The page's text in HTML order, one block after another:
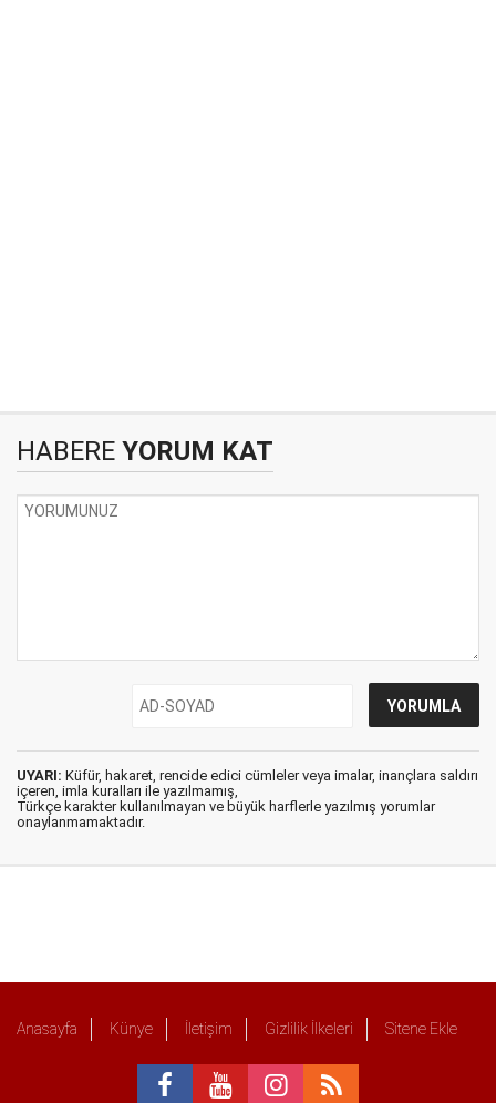
HABERE YORUM KAT
UYARI: Küfür, hakaret, rencide edici cümleler veya imalar, inançlara saldırı
içeren, imla kuralları ile yazılmamış,
Türkçe karakter kullanılmayan ve büyük harflerle yazılmış yorumlar
onaylanmamaktadır.
Anasayfa Künye İletişim Gizlilik İlkeleri Sitene Ekle